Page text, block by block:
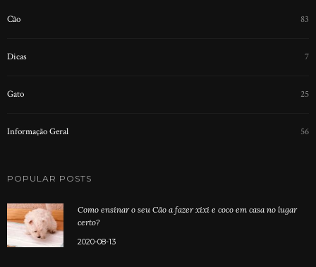
Cão 83
Dicas 7
Gato 25
Informação Geral 56
POPULAR POSTS
Como ensinar o seu Cão a fazer xixi e coco em casa no lugar
certo?
2020-08-13